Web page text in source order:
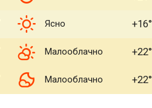
Ясно +16°
Малооблачно +22°
Малооблачно +22°